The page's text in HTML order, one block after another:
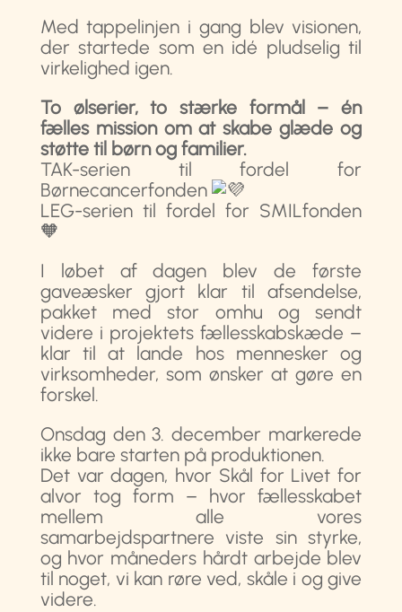
Med tappelinjen i gang blev visionen,
der startede som en idé pludselig til
virkelighed igen.
To ølserier, to stærke formål – én
fælles mission om at skabe glæde og
støtte til børn og familier.
TAK-serien til fordel for
Børnecancerfonden
LEG-serien til fordel for SMILfonden
🧡
I løbet af dagen blev de første
gaveæsker gjort klar til afsendelse,
pakket med stor omhu og sendt
videre i projektets fællesskabskæde –
klar til at lande hos mennesker og
virksomheder, som ønsker at gøre en
forskel.
Onsdag den 3. december markerede
ikke bare starten på produktionen.
Det var dagen, hvor Skål for Livet for
alvor tog form – hvor fællesskabet
mellem alle vores
samarbejdspartnere viste sin styrke,
og hvor måneders hårdt arbejde blev
til noget, vi kan røre ved, skåle i og give
videre.